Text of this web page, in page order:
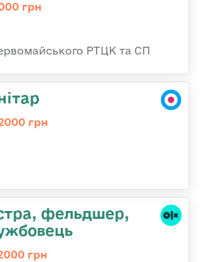
грн
РТЦК та СП
грн
фельдшер,
грн